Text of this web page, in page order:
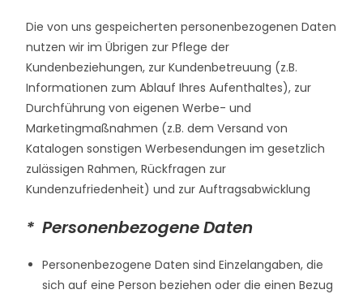
Die von uns gespeicherten personenbezogenen Daten
nutzen wir im Übrigen zur Pflege der
Kundenbeziehungen, zur Kundenbetreuung (z.B.
Informationen zum Ablauf Ihres Aufenthaltes), zur
Durchführung von eigenen Werbe- und
Marketingmaßnahmen (z.B. dem Versand von
Katalogen sonstigen Werbesendungen im gesetzlich
zulässigen Rahmen, Rückfragen zur
Kundenzufriedenheit) und zur Auftragsabwicklung
* Personenbezogene Daten
Personenbezogene Daten sind Einzelangaben, die
sich auf eine Person beziehen oder die einen Bezug